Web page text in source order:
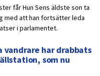
får Hun Sens äldste son ta
med att han fortsätter leda
i parlamentet.
vandrare har drabbats
som nu